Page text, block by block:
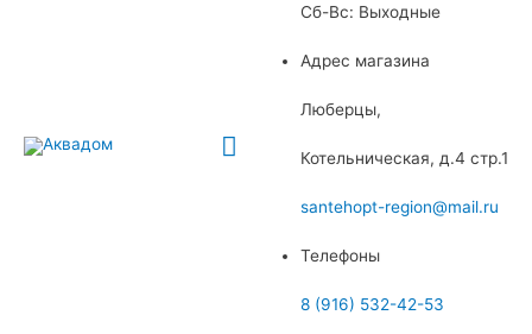
Главное
Сб-Вс: Выходные
Адрес магазина
Люберцы,
Котельническая, д.4 стр.1
santehopt-region@mail.ru
Телефоны
8 (916) 532-42-53